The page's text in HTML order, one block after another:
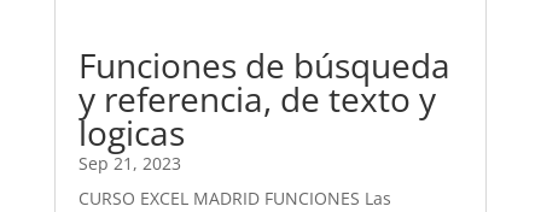
Funciones de búsqueda
y referencia, de texto y
logicas
Sep 21, 2023
CURSO EXCEL MADRID FUNCIONES Las